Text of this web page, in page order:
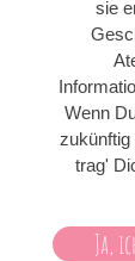
sie
Wenn
zukünftig
trag'
Ja,